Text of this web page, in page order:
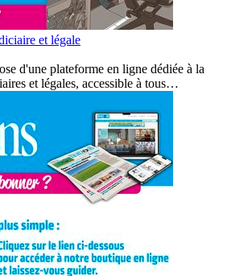
et légale
d'une plateforme en ligne dédiée à la
et légales, accessible à tous…